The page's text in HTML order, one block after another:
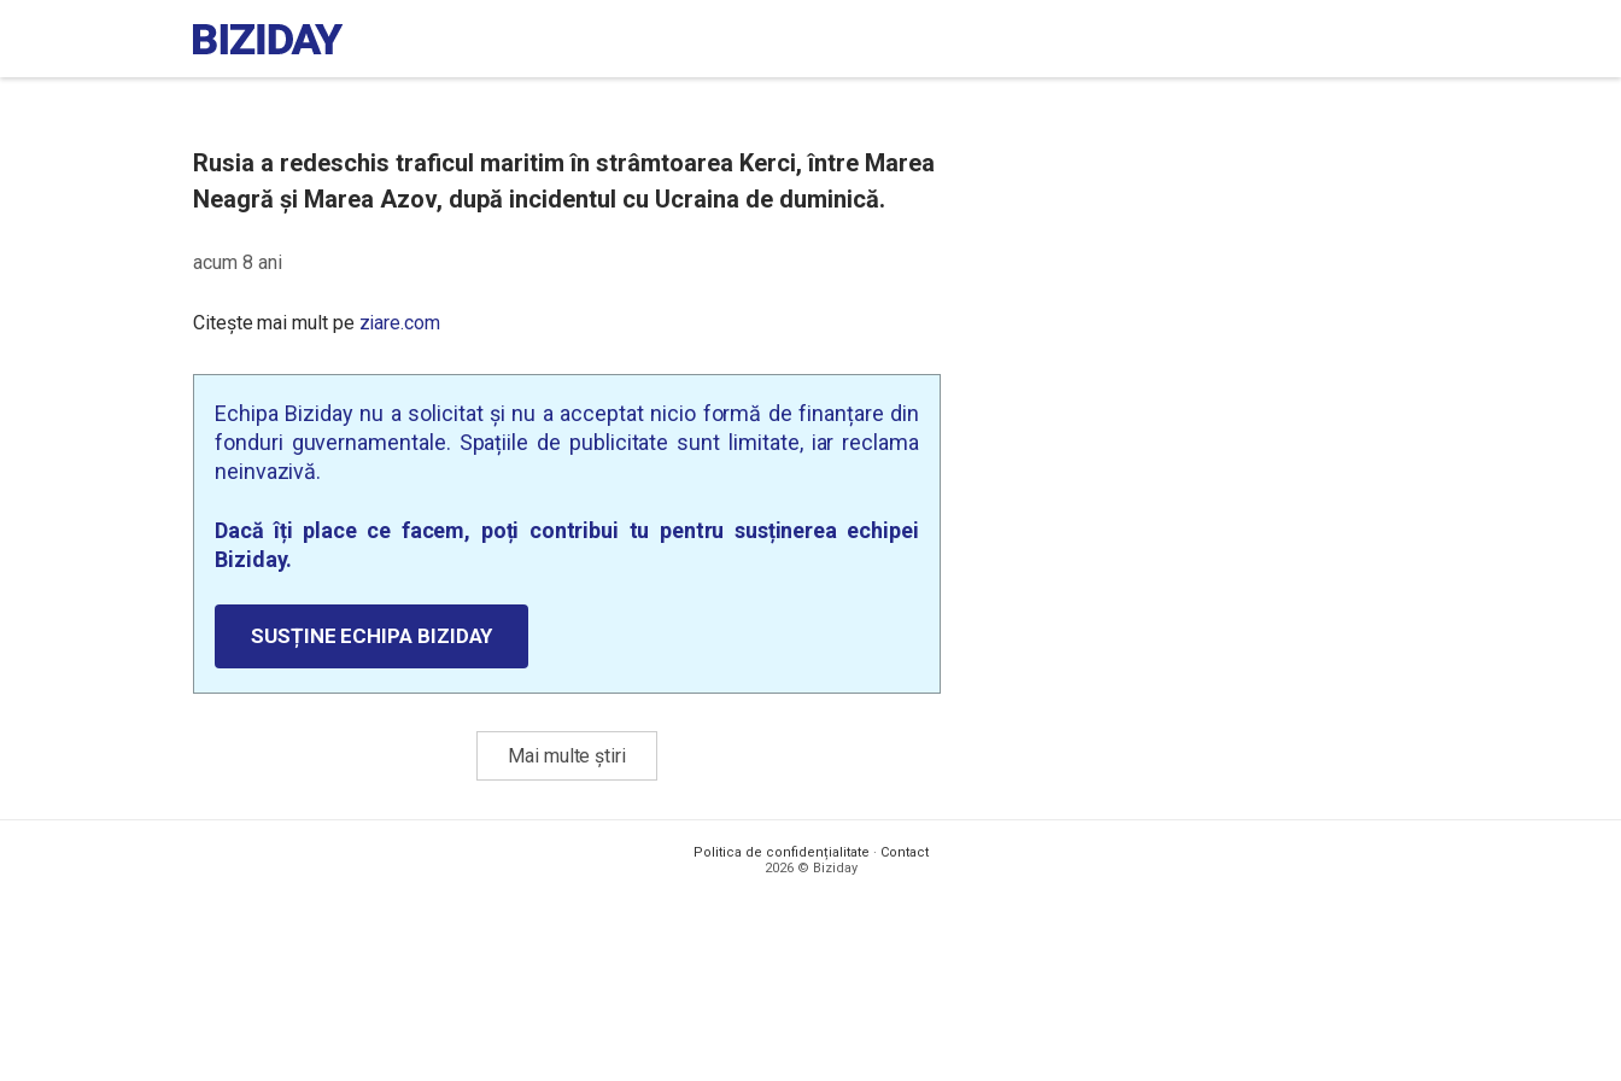
Rusia a redeschis traficul maritim în strâmtoarea Kerci, între Marea
Neagră și Marea Azov, după incidentul cu Ucraina de duminică.
acum 8 ani
Citește mai mult pe ziare.com
Echipa Biziday nu a solicitat și nu a acceptat nicio formă de finanțare din
fonduri guvernamentale. Spațiile de publicitate sunt limitate, iar reclama
neinvazivă.
Dacă îți place ce facem, poți contribui tu pentru susținerea echipei
Biziday.
SUSȚINE ECHIPA BIZIDAY
Mai multe știri
Politica de confidențialitate · Contact
2026 © Biziday